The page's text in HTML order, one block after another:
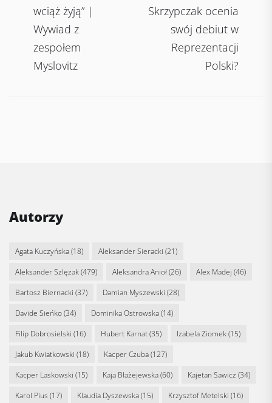
navigation
wciąż żyją” |
Wywiad z
zespołem
Myslovitz
Skrzypczak ocenia
swój debiut w
Reprezentacji
Polski?
Autorzy
Agata Kuczyńska(18) Aleksander Sieracki (21)
Aleksander Szlęzak(479) Aleksandra Anioł(26) Alex Madej (46)
Bartosz Biernacki (37) Damian Myszewski (28)
Davide Sieńko(34) Dominika Ostrowska(14)
Filip Dobrosielski (16) Hubert Karnat(35) Izabela Ziomek(15)
Jakub Kwiatkowski (18) Kacper Czuba(127)
Kacper Laskowski (15) Kaja Błażejewska(60) Kajetan Sawicz (34)
Karol Pius (17) Klaudia Dyszewska(15) Krzysztof Metelski (16)